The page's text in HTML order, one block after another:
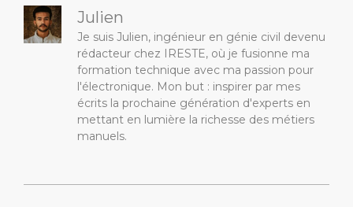
Julien
Je suis Julien, ingénieur en génie civil devenu
rédacteur chez IRESTE, où je fusionne ma
formation technique avec ma passion pour
l'électronique. Mon but : inspirer par mes
écrits la prochaine génération d'experts en
mettant en lumière la richesse des métiers
manuels.